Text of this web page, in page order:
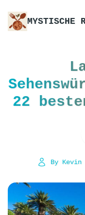
MYSTISCHE
22
By Kevin